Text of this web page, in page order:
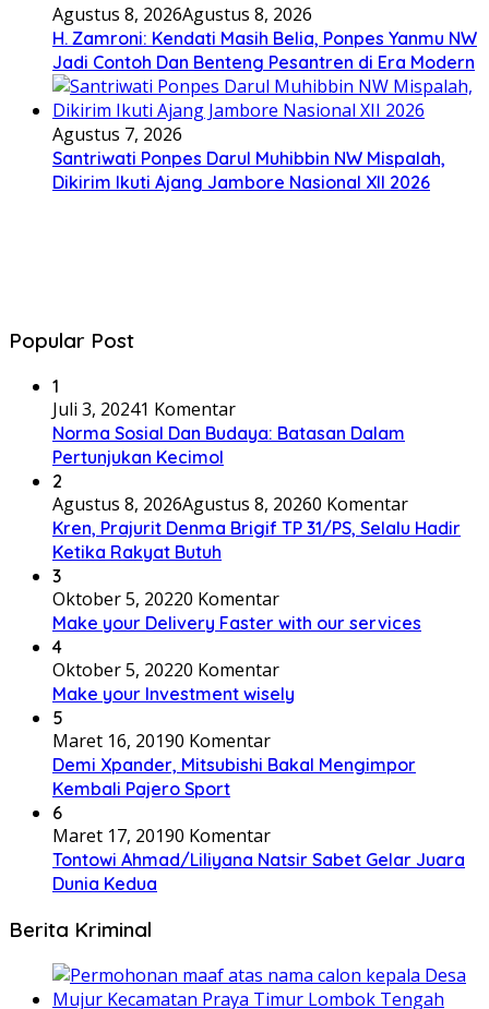
Agustus 8, 2026Agustus 8, 2026
H. Zamroni: Kendati Masih Belia, Ponpes Yanmu NW
Jadi Contoh Dan Benteng Pesantren di Era Modern
Agustus 7, 2026
Santriwati Ponpes Darul Muhibbin NW Mispalah,
Dikirim Ikuti Ajang Jambore Nasional XII 2026
Popular Post
1
Juli 3, 20241 Komentar
Norma Sosial Dan Budaya: Batasan Dalam
Pertunjukan Kecimol
2
Agustus 8, 2026Agustus 8, 20260 Komentar
Kren, Prajurit Denma Brigif TP 31/PS, Selalu Hadir
Ketika Rakyat Butuh
3
Oktober 5, 20220 Komentar
Make your Delivery Faster with our services
4
Oktober 5, 20220 Komentar
Make your Investment wisely
5
Maret 16, 20190 Komentar
Demi Xpander, Mitsubishi Bakal Mengimpor
Kembali Pajero Sport
6
Maret 17, 20190 Komentar
Tontowi Ahmad/Liliyana Natsir Sabet Gelar Juara
Dunia Kedua
Berita Kriminal